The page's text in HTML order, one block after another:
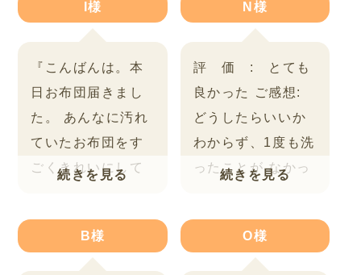
I様
『こんばんは。本
日お布団届きまし
た。
あんなに汚れ
ていたお布団をす
ごくきれいにして
りがとうございま
した。(#^.^#)
もなくふかふかに
N様
評 価 : とても
良かった
ご感想:
どうしたらいいか
わからず、1度も洗
ったことがなかっ
寧に洗ってくださ
どうもありが
とうございまし
B様 O様